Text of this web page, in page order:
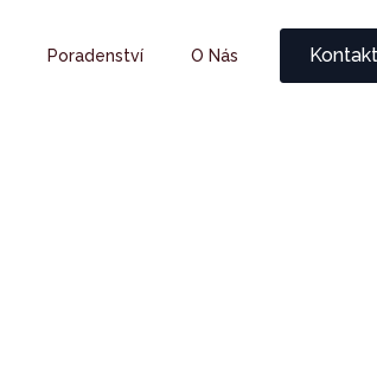
Poradenství O Nás Kontakt